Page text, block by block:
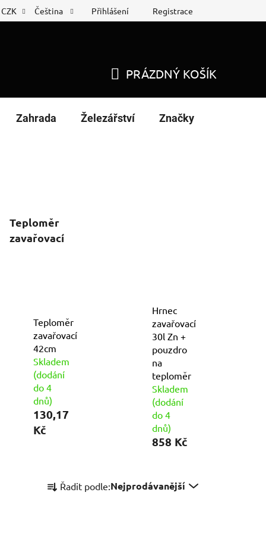
list Nákup na splátky
CZK Čeština Přihlášení Registrace
KOŠÍK
PRÁZDNÝ KOŠÍK
Zahrada Železářství Značky
Teploměr
zavařovací
Teploměr
zavařovací
42cm
Skladem
(dodání
do 4
dnů)
130,17
Kč
Hrnec
zavařovací
30l Zn +
pouzdro
na
teploměr
Skladem
(dodání
do 4
dnů)
858 Kč
a Řadit podle:Nejprodávanější